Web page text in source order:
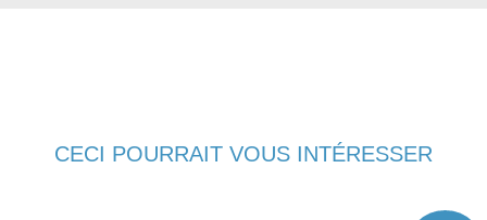
CECI POURRAIT VOUS INTÉRESSER